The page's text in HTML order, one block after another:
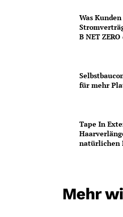
Was
B NET
für mehr
Tape In
natürlichen
Mehr